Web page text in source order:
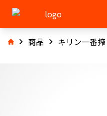
商品 キリン一番